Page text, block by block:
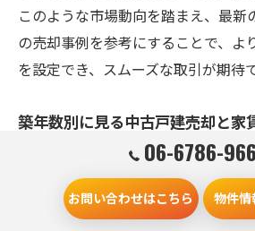
このような市場動向を踏まえ、最新
の売却事例を参考にすることで、よ
を設定でき、スムーズな取引が期待
築年数別に見る中古戸建売却と家
中古戸建の売却価格は、築年数が進
連動して変化します。築浅物件は人
めに維持されるため売却時にも高値
06-6786-
お問い合わせはこちら 物件情